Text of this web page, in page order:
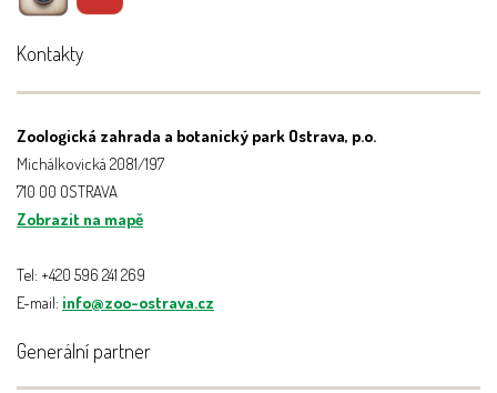
Kontakty
Zoologická zahrada a botanický park Ostrava, p.o.
Michálkovická 2081/197
710 00 OSTRAVA
Zobrazit na mapě
Tel: +420 596 241 269
E-mail: info@zoo-ostrava.cz
Generální partner